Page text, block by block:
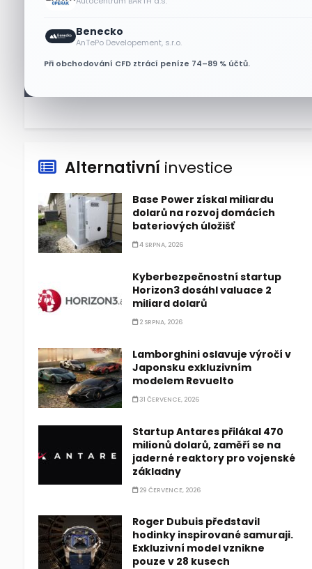
Benecko
AnTePo Developement, s.r.o.
Při obchodování CFD ztrácí peníze 74–89 % účtů.
Micron posílil o 7,6 % a zvýšil
podíl na trhu DRAM
Alternativní investice
Base Power získal miliardu
dolarů na rozvoj domácích
bateriových úložišť
4 SRPNA, 2026
Kyberbezpečnostní startup
Horizon3 dosáhl valuace 2
miliard dolarů
2 SRPNA, 2026
Lamborghini oslavuje výročí v
Japonsku exkluzivním
modelem Revuelto
31 ČERVENCE, 2026
Startup Antares přilákal 470
milionů dolarů, zaměří se na
jaderné reaktory pro vojenské
základny
29 ČERVENCE, 2026
Roger Dubuis představil
hodinky inspirované samuraji.
Exkluzivní model vznikne
pouze v 28 kusech